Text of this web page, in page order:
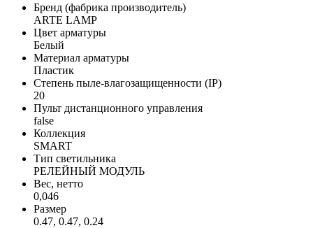
Бренд (фабрика производитель)
ARTE LAMP
Цвет арматуры
Белый
Материал арматуры
Пластик
Степень пыле-влагозащищенности (IP)
20
Пульт дистанционного управления
false
Коллекция
SMART
Тип светильника
РEЛЕЙНЫЙ МОДУЛЬ
Вес, нетто
0,046
Размер
0.47, 0.47, 0.24